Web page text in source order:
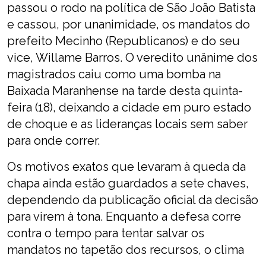
passou o rodo na política de São João Batista
e cassou, por unanimidade, os mandatos do
prefeito Mecinho (Republicanos) e do seu
vice, Willame Barros. O veredito unânime dos
magistrados caiu como uma bomba na
Baixada Maranhense na tarde desta quinta-
feira (18), deixando a cidade em puro estado
de choque e as lideranças locais sem saber
para onde correr.
Os motivos exatos que levaram à queda da
chapa ainda estão guardados a sete chaves,
dependendo da publicação oficial da decisão
para virem à tona. Enquanto a defesa corre
contra o tempo para tentar salvar os
mandatos no tapetão dos recursos, o clima